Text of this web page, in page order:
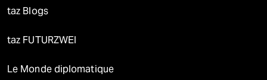
taz Blogs
taz FUTURZWEI
Le Monde diplomatique